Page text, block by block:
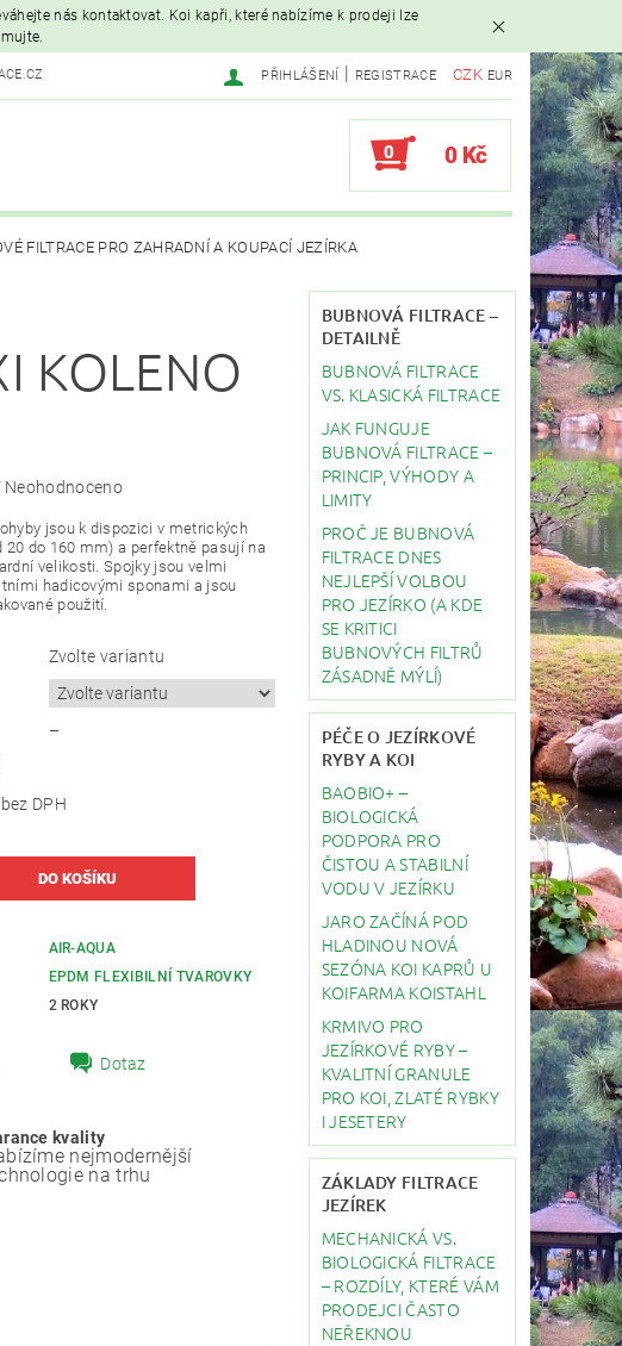
nás kontaktovat. Koi kapři, které nabízíme k prodeji lze
CZK EUR
PŘIHLÁŠENÍ REGISTRACE
0 0 Kč
FILTRACE PRO ZAHRADNÍ A KOUPACÍ JEZÍRKA
A VYSAVAČE
POTŘEBY STAVBA JEZÍRKA
KOLENO
Neohodnoceno
jsou k dispozici v metrických
20 do 160 mm) a perfektně pasují na
velikosti. Spojky jsou velmi
hadicovými sponami a jsou
použití.
Zvolte variantu
–
bez DPH
AIR-AQUA
EPDM FLEXIBILNÍ TVAROVKY
2 ROKY
Dotaz
kvality
nejmodernější
na trhu
BUBNOVÁ FILTRACE –
DETAILNĚ
BUBNOVÁ FILTRACE
VS. KLASICKÁ FILTRACE
JAK FUNGUJE
BUBNOVÁ FILTRACE –
PRINCIP, VÝHODY A
LIMITY
PROČ JE BUBNOVÁ
FILTRACE DNES
NEJLEPŠÍ VOLBOU
PRO JEZÍRKO (A KDE
SE KRITICI
BUBNOVÝCH FILTRŮ
ZÁSADNĚ MÝLÍ)
PÉČE O JEZÍRKOVÉ
RYBY A KOI
BAOBIO+ –
BIOLOGICKÁ
PODPORA PRO
ČISTOU A STABILNÍ
VODU V JEZÍRKU
JARO ZAČÍNÁ POD
HLADINOU NOVÁ
SEZÓNA KOI KAPRŮ U
KOIFARMA KOISTAHL
KRMIVO PRO
JEZÍRKOVÉ RYBY –
KVALITNÍ GRANULE
PRO KOI, ZLATÉ RYBKY
I JESETERY
ZÁKLADY FILTRACE
JEZÍREK
MECHANICKÁ VS.
BIOLOGICKÁ FILTRACE
– ROZDÍLY, KTERÉ VÁM
PRODEJCI ČASTO
NEŘEKNOU